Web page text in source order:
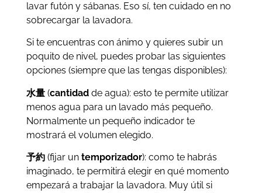
lavar futón y sábanas. Eso sí, ten cuidado en no
sobrecargar la lavadora.
Si te encuentras con ánimo y quieres subir un
poquito de nivel, puedes probar las siguientes
opciones (siempre que las tengas disponibles):
水量(cantidadde agua): esto te permite utilizar
menos agua para un lavado más pequeño.
Normalmente un pequeño indicador te
mostrará el volumen elegido.
予約(fijar un temporizador): como te habrás
imaginado, te permitirá elegir en qué momento
empezará a trabajar la lavadora. Muy útil si